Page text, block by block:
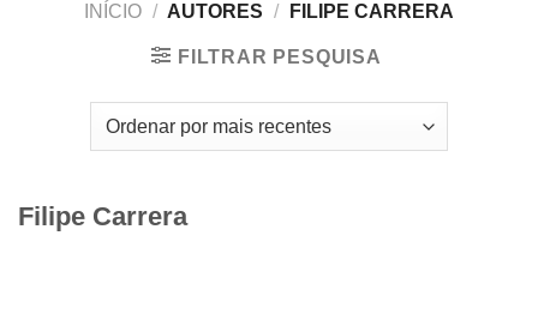
INÍCIO / AUTORES / FILIPE CARRERA
FILTRAR PESQUISA
Filipe Carrera